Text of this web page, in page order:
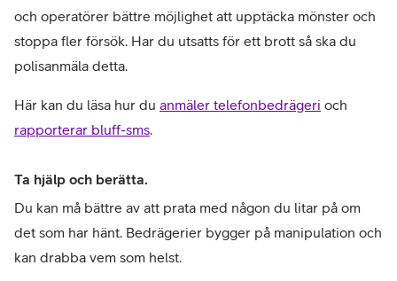
och operatörer bättre möjlighet att upptäcka mönster och
stoppa fler försök. Har du utsatts för ett brott så ska du
polisanmäla detta.
Här kan du läsa hur du anmäler telefonbedrägeri
rapporterar bluff-sms.
Ta hjälp och berätta.
Du kan må bättre av att prata med någon du litar på om
det som har hänt. Bedrägerier bygger på manipulation och
kan drabba vem som helst.